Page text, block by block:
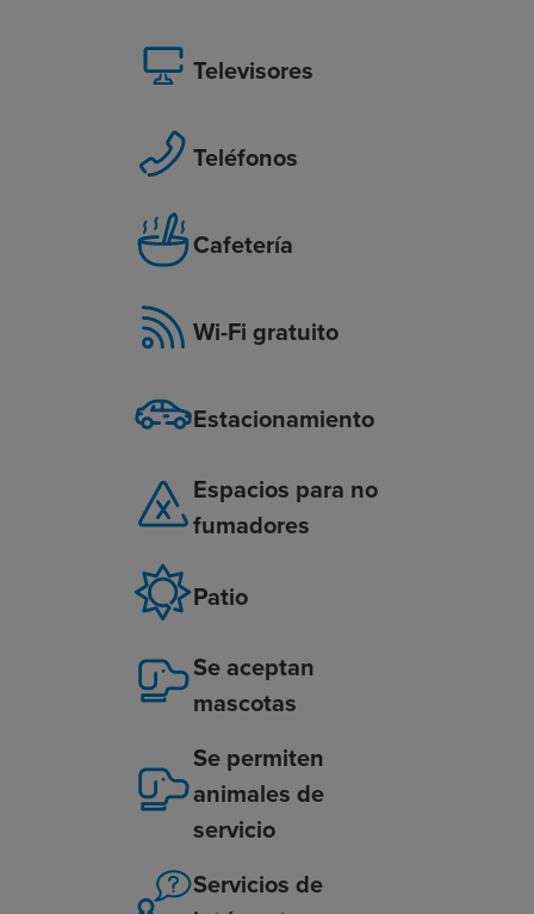
Televisores
Teléfonos
Cafetería
Wi-Fi gratuito
Estacionamiento
Espacios para no
fumadores
Patio
Se aceptan
mascotas
Se permiten
animales de
servicio
Servicios de